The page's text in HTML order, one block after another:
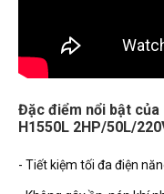
Đặc điểm nổi bật
H1550L 2HP/50L/
- Tiết kiệm tối đa điện